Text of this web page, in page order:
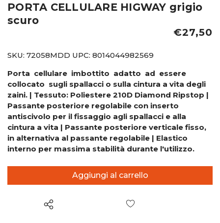
PORTA CELLULARE HIGWAY grigio
scuro
€27,50
SKU: 72058MDD UPC: 8014044982569
Porta cellulare imbottito adatto ad essere
collocato sugli spallacci o sulla cintura a vita degli
zaini. | Tessuto: Poliestere 210D Diamond Ripstop |
Passante posteriore regolabile con inserto
antiscivolo per il fissaggio agli spallacci e alla
cintura a vita | Passante posteriore verticale fisso,
in alternativa al passante regolabile | Elastico
interno per massima stabilità durante l'utilizzo.